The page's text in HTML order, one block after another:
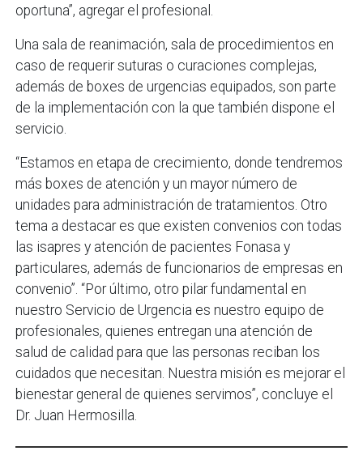
oportuna”, agregar el profesional.
Una sala de reanimación, sala de procedimientos en
caso de requerir suturas o curaciones complejas,
además de boxes de urgencias equipados, son parte
de la implementación con la que también dispone el
servicio.
“Estamos en etapa de crecimiento, donde tendremos
más boxes de atención y un mayor número de
unidades para administración de tratamientos. Otro
tema a destacar es que existen convenios con todas
las isapres y atención de pacientes Fonasa y
particulares, además de funcionarios de empresas en
convenio”. “Por último, otro pilar fundamental en
nuestro Servicio de Urgencia es nuestro equipo de
profesionales, quienes entregan una atención de
salud de calidad para que las personas reciban los
cuidados que necesitan. Nuestra misión es mejorar el
bienestar general de quienes servimos”, concluye el
Dr. Juan Hermosilla.